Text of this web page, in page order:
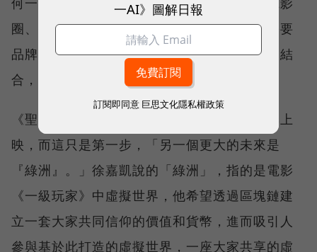
圈、打造成一個產業鏈才是關鍵。「科技也需要
品牌、文化也需要不一樣的出口，只有這兩個結
合，才有辦法打造新的世界。」
《聖人大盜》已於本月開拍，預計明年第一季上
映，而這只是第一步，「另一個更大的未來是
『綠洲』。」徐嘉凱說的「綠洲」，指的是電影
《一級玩家》中虛擬世界，他希望透過區塊鏈建
立一套大家共同信仰的價值和貨幣，進而吸引人
參與基於此打造的虛擬世界，一座大家共享的虛
一AI》圖解日報
訂閱即同意 巨思文化隱私權政策